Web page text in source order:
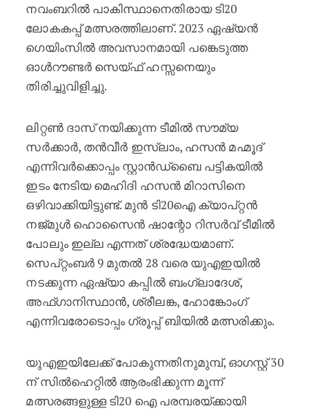
നവംബറിൽ പാകിസ്ഥാനെതിരായ ടി20
ലോകകപ്പ് മത്സരത്തിലാണ്. 2023 ഏഷ്യൻ
ഗെയിംസിൽ അവസാനമായി പങ്കെടുത്ത
ഓൾറൗണ്ടർ സെയ്ഫ് ഹസ്സനെയും
തിരിച്ചുവിളിച്ചു.
ലിറ്റൺ ദാസ് നയിക്കുന്ന ടീമിൽ സൗമ്യ
സർക്കാർ, തൻവീർ ഇസ്ലാം, ഹസൻ മഹ്മൂദ്
എന്നിവർക്കൊപ്പം സ്റ്റാൻഡ്‌ബൈ പട്ടികയിൽ
ഇടം നേടിയ മെഹിദി ഹസൻ മിറാസിനെ
ഒഴിവാക്കിയിട്ടുണ്ട്. മുൻ ടി20ഐ ക്യാപ്റ്റൻ
നജ്മുൾ ഹൊസൈൻ ഷാന്റോ റിസർവ് ടീമിൽ
പോലും ഇല്ല എന്നത് ശ്രദ്ധേയമാണ്.
സെപ്റ്റംബർ 9 മുതൽ 28 വരെ യുഎഇയിൽ
നടക്കുന്ന ഏഷ്യാ കപ്പിൽ ബംഗ്ലാദേശ്,
അഫ്ഗാനിസ്ഥാൻ, ശ്രീലങ്ക, ഹോങ്കോംഗ്
എന്നിവരോടൊപ്പം ഗ്രൂപ്പ് ബിയിൽ മത്സരിക്കും.
യുഎഇയിലേക്ക് പോകുന്നതിനുമുമ്പ്, ഓഗസ്റ്റ് 30
ന് സിൽഹെറ്റിൽ ആരംഭിക്കുന്ന മൂന്ന്
മത്സരങ്ങളുള്ള ടി20 ഐ പരമ്പരയ്ക്കായി